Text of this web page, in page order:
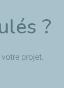
?
projet.